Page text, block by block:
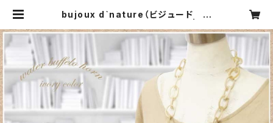
bujoux d`nature（ビジュード ナ
RNIER MIKI